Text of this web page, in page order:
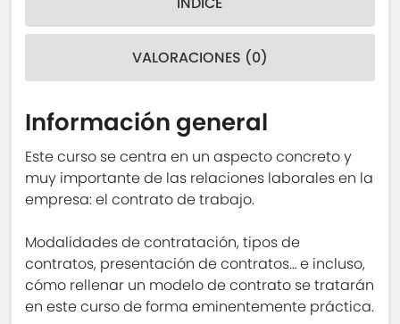
VALORACIONES (0)
Información general
Este curso se centra en un aspecto concreto y
muy importante de las relaciones laborales en la
empresa: el contrato de trabajo.
Modalidades de contratación, tipos de
contratos, presentación de contratos… e incluso,
cómo rellenar un modelo de contrato se tratarán
en este curso de forma eminentemente práctica.